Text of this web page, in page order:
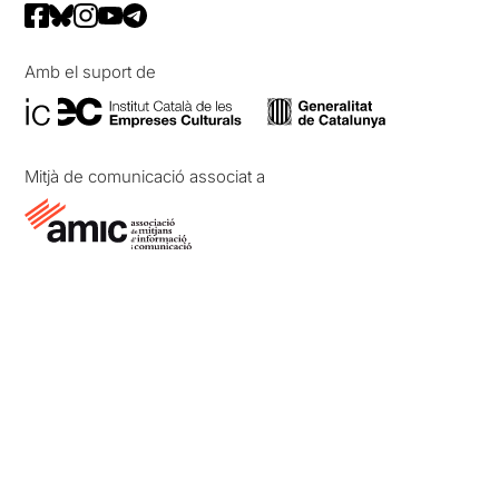
Amb el suport de
Mitjà de comunicació associat a